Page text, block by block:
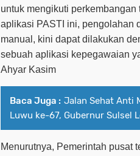
untuk mengikuti
aplikasi PASTI ini, pengolahan
manual, kini dapat dilakukan
sebuah aplikasi kepegawaian
Ahyar Kasim
Baca Juga : Jalan Sehat Anti
Luwu ke-67, Gubernur Sulsel
Menurutnya, Pemerintah pusat